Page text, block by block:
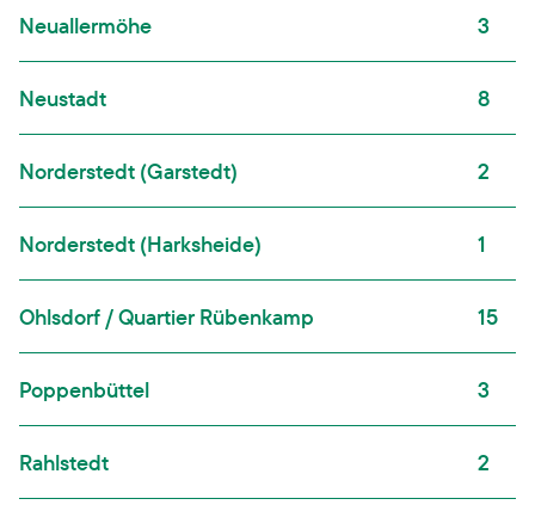
Neuallermöhe 3
Neustadt 8
Norderstedt (Garstedt) 2
Norderstedt (Harksheide) 1
Ohlsdorf / Quartier Rübenkamp 15
Poppenbüttel 3
Rahlstedt 2